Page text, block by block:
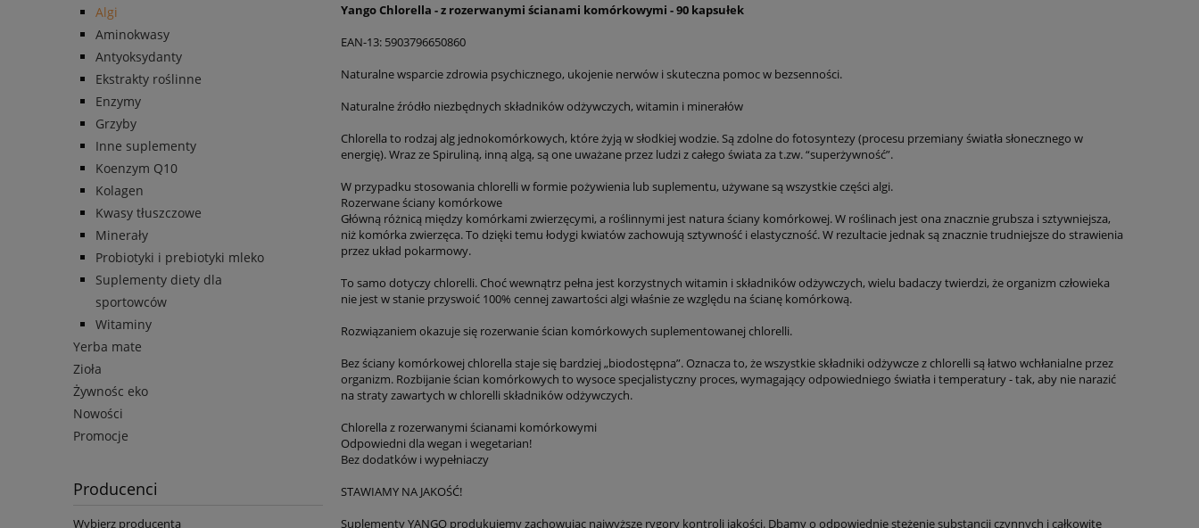
Algi
Aminokwasy
Antyoksydanty
Ekstrakty roślinne
Enzymy
Grzyby
Inne suplementy
Koenzym Q10
Kolagen
Kwasy tłuszczowe
Minerały
Probiotyki i prebiotyki mleko
Suplementy diety dla
sportowców
Witaminy
Yerba mate
Zioła
Żywnośc eko
Nowości
Promocje
Producenci
Wybierz producenta
Yango Chlorella - z rozerwanymi ścianami komórkowymi - 90 kapsułek
EAN-13: 5903796650860
Naturalne wsparcie zdrowia psychicznego, ukojenie nerwów i skuteczna pomoc w bezsenności.
Naturalne źródło niezbędnych składników odżywczych, witamin i minerałów
Chlorella to rodzaj alg jednokomórkowych, które żyją w słodkiej wodzie. Są zdolne do fotosyntezy (procesu przemiany światła słonecznego w
energię). Wraz ze Spiruliną, inną algą, są one uważane przez ludzi z całego świata za t.zw. “superżywność”.
W przypadku stosowania chlorelli w formie pożywienia lub suplementu, używane są wszystkie części algi.
Rozerwane ściany komórkowe
Główną różnicą między komórkami zwierzęcymi, a roślinnymi jest natura ściany komórkowej. W roślinach jest ona znacznie grubsza i sztywniejsza,
niż komórka zwierzęca. To dzięki temu łodygi kwiatów zachowują sztywność i elastyczność. W rezultacie jednak są znacznie trudniejsze do strawienia
przez układ pokarmowy.
To samo dotyczy chlorelli. Choć wewnątrz pełna jest korzystnych witamin i składników odżywczych, wielu badaczy twierdzi, że organizm człowieka
nie jest w stanie przyswoić 100% cennej zawartości algi właśnie ze względu na ścianę komórkową.
Rozwiązaniem okazuje się rozerwanie ścian komórkowych suplementowanej chlorelli.
Bez ściany komórkowej chlorella staje się bardziej „biodostępna”. Oznacza to, że wszystkie składniki odżywcze z chlorelli są łatwo wchłanialne przez
organizm. Rozbijanie ścian komórkowych to wysoce specjalistyczny proces, wymagający odpowiedniego światła i temperatury - tak, aby nie narazić
na straty zawartych w chlorelli składników odżywczych.
Chlorella z rozerwanymi ścianami komórkowymi
Odpowiedni dla wegan i wegetarian!
Bez dodatków i wypełniaczy
STAWIAMY NA JAKOŚĆ!
Suplementy YANGO produkujemy zachowując najwyższe rygory kontroli jakości. Dbamy o odpowiednie stężenie substancji czynnych i całkowite